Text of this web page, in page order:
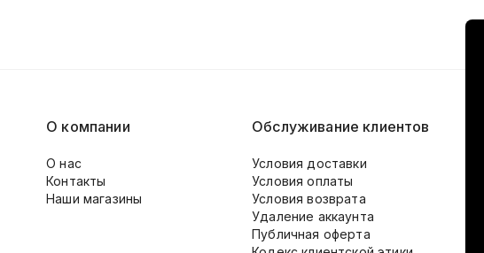
О компании
О нас
Контакты
Наши магазины
Обслуживание клиентов
Условия доставки
Условия оплаты
Условия возврата
Удаление аккаунта
Публичная оферта